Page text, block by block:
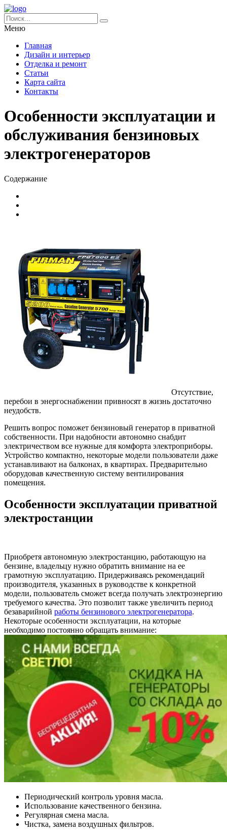
Меню
Главная
Дизайн и интерьер
Отделка и ремонт
Статьи
Карта сайта
Контакты
Особенности эксплуатации и
обслуживания бензиновых
электрогенераторов
Содержание
Отсутствие,
перебои в энергоснабжении привносят в жизнь достаточно
неудобств.
Решить вопрос поможет бензиновый генератор в приватной
собственности. При надобности автономно снабдит
электричеством все нужные для комфорта электроприборы.
Устройство компактно, некоторые модели пользователи даже
устанавливают на балконах, в квартирах. Предварительно
оборудовав качественную систему вентилирования
помещения.
Особенности эксплуатации приватной
электростанции
Приобретя автономную электростанцию, работающую на
бензине, владельцу нужно обратить внимание на ее
грамотную эксплуатацию. Придерживаясь рекомендаций
производителя, указанных в руководстве к конкретной
модели, пользователь сможет всегда получать электроэнергию
требуемого качества. Это позволит также увеличить период
безаварийной работы бензинового электрогенератора.
Некоторые особенности эксплуатации, на которые
необходимо постоянно обращать внимание:
Периодический контроль уровня масла.
Использование качественного бензина.
Регулярная смена масла.
Чистка, замена воздушных фильтров.